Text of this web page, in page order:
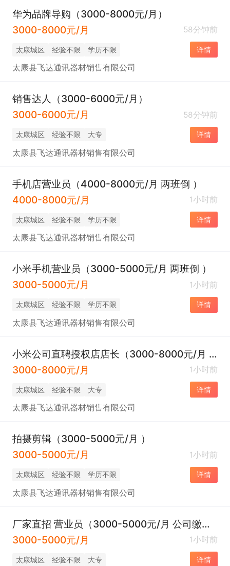
华为品牌导购（3000-8000元/月）
3000-8000元/月
58分钟前
太康城区 经验不限 学历不限 详情
太康县飞达通讯器材销售有限公司
销售达人（3000-6000元/月）
3000-6000元/月
58分钟前
太康城区 经验不限 大专 详情
太康县飞达通讯器材销售有限公司
手机店营业员（4000-8000元/月 两班倒 ）
4000-8000元/月
1小时前
太康城区 经验不限 学历不限 详情
太康县飞达通讯器材销售有限公司
小米手机营业员（3000-5000元/月 两班倒 ）
3000-5000元/月
1小时前
太康城区 经验不限 学历不限 详情
太康县飞达通讯器材销售有限公司
小米公司直聘授权店店长（3000-8000元/月 +五险一金）
3000-8000元/月
1小时前
太康城区 经验不限 大专 详情
太康县飞达通讯器材销售有限公司
拍摄剪辑（3000-5000元/月 ）
3000-5000元/月
1小时前
太康城区 经验不限 学历不限 详情
太康县飞达通讯器材销售有限公司
厂家直招 营业员（3000-5000元/月 公司缴纳五险一金）
3000-5000元/月
1小时前
太康城区 经验不限 大专 详情